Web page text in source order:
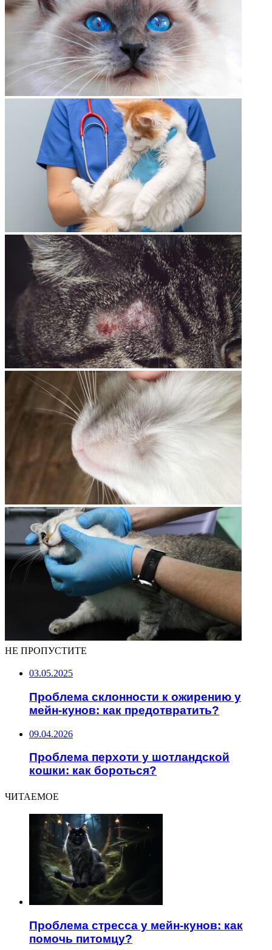
НЕ ПРОПУСТИТЕ
03.05.2025
Проблема склонности к ожирению у
мейн-кунов: как предотвратить?
09.04.2026
Проблема перхоти у шотландской
кошки: как бороться?
ЧИТАЕМОЕ
Проблема стресса у мейн-кунов: как
помочь питомцу?